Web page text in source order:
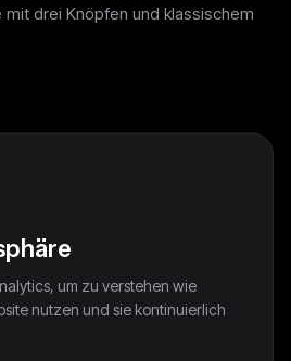
drei Knöpfen und klassischem
um zu verstehen wie
nutzen und sie kontinuierlich